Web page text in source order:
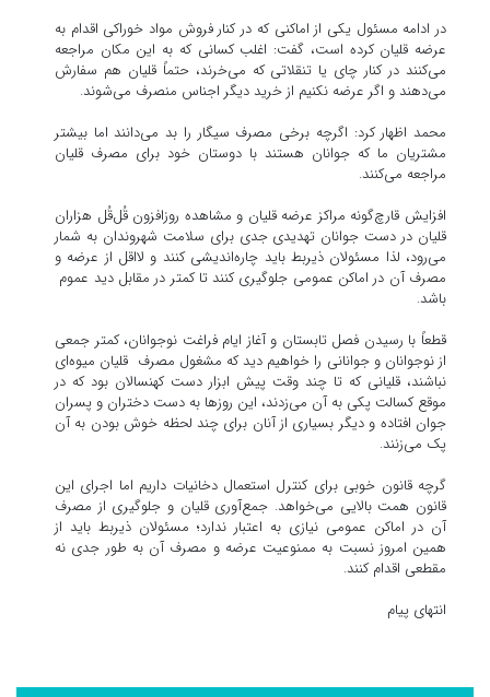
در ادامه مسئول یکی از اماکنی که در کنار فروش مواد خوراکی اقدام به
عرضه قلیان کرده است، گفت: اغلب کسانی که به این مکان مراجعه
می‌کنند در کنار چای یا تنقلاتی که می‌خرند، حتماً قلیان هم سفارش
می‌دهند و اگر عرضه نکنیم از خرید دیگر اجناس منصرف می‌شوند.
محمد اظهار کرد: اگرچه برخی مصرف سیگار را بد می‌دانند اما بیشتر
مشتریان ما که جوانان هستند با دوستان خود برای مصرف قلیان
مراجعه می‌کنند.
افزایش قارچ‌گونه مراکز عرضه قلیان و مشاهده روزافزون قُل‌قُل هزاران
قلیان در دست جوانان تهدیدی جدی برای سلامت شهروندان به شمار
می‌رود، لذا مسئولان ذیربط باید چاره‌اندیشی کنند و لااقل از عرضه و
مصرف آن در اماکن عمومی جلوگیری کنند تا کمتر در مقابل دید عموم
باشد.
قطعاً با رسیدن فصل تابستان و آغاز ایام فراغت نوجوانان، کمتر جمعی
از نوجوانان و جوانانی را خواهیم دید که مشغول مصرف قلیان میوه‌ای
نباشند، قلیانی که تا چند وقت پیش ابزار دست کهنسالان بود که در
موقع کسالت پکی به آن می‌زدند، این روزها به دست دختران و پسران
جوان افتاده و دیگر بسیاری از آنان برای چند لحظه خوش بودن به آن
پک می‌زنند.
گرچه قانون خوبی برای کنترل استعمال دخانیات داریم اما اجرای این
قانون همت بالایی می‌خواهد. جمع‌آوری قلیان و جلوگیری از مصرف
آن در اماکن عمومی نیازی به اعتبار ندارد؛ مسئولان ذیربط باید از
همین امروز نسبت به ممنوعیت عرضه و مصرف آن به طور جدی نه
مقطعی اقدام کنند.
انتهای پیام